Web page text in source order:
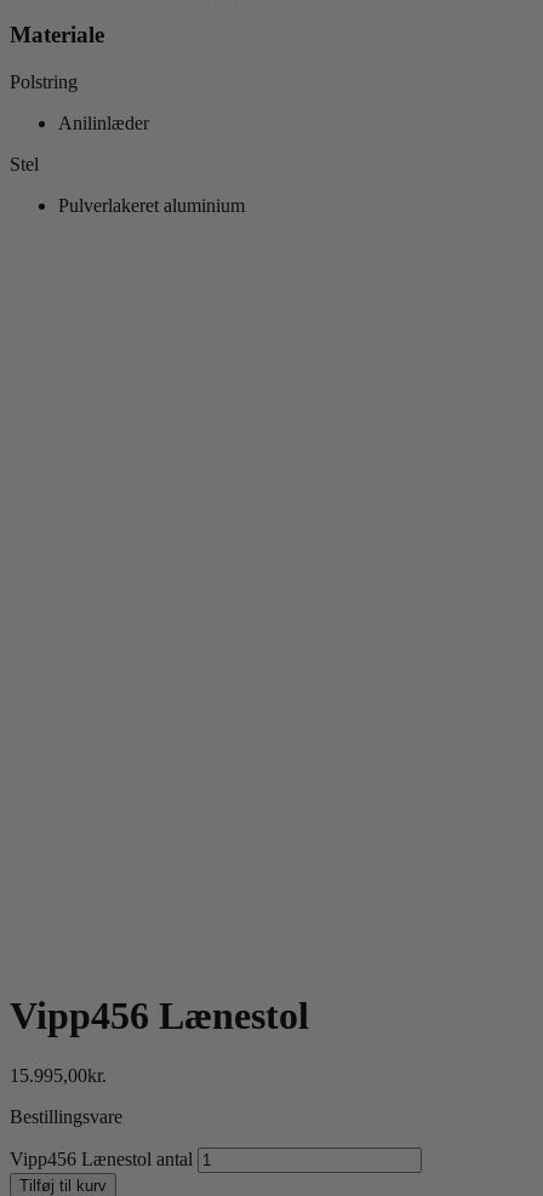
Materiale
Polstring
Anilinlæder
Stel
Pulverlakeret aluminium
Vipp456 Lænestol
15.995,00kr.
Bestillingsvare
Vipp456 Lænestol antal
Tilføj til kurv